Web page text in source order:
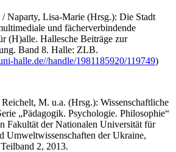
Naparty, Lisa-Marie (Hrsg.): Die Stadt
und fächerverbindende
(H)alle. Hallesche Beiträge zur
Band 8. Halle: ZLB.
halle.de//handle/1981185920/119749)
M. u.a. (Hrsg.): Wissenschaftliche
„Pädagogik. Psychologie. Philosophie“
Fakultät der Nationalen Universität für
Umweltwissenschaften der Ukraine,
2, 2013.